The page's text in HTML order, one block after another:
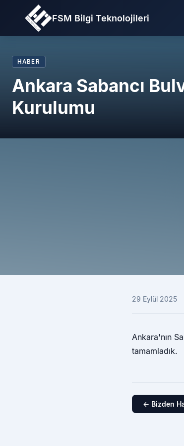
FSM Bilgi Teknolojileri
HABER
Ankara Sabancı
Kurulumu
29 Eylül 2025
Ankara'nın
tamamladık.
← Bizden